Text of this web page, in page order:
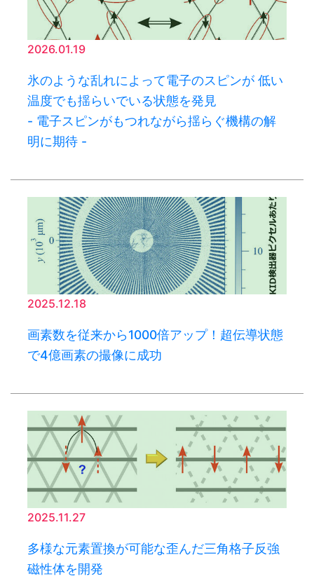
2026.01.19
氷のような乱れによって電子のスピンが 低い
温度でも揺らいでいる状態を発見
- 電子スピンがもつれながら揺らぐ機構の解
明に期待 -
2025.12.18
画素数を従来から1000倍アップ！超伝導状態
で4億画素の撮像に成功
2025.11.27
多様な元素置換が可能な歪んだ三角格子反強
磁性体を開発